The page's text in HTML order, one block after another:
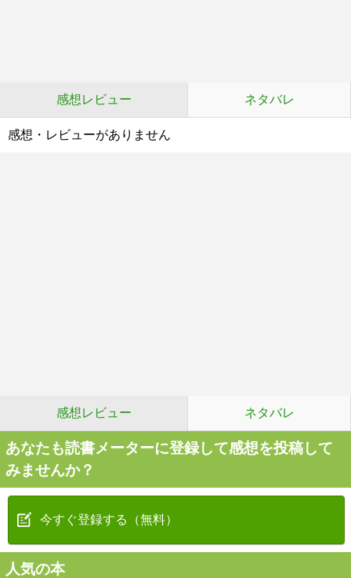
感想レビュー ネタバレ
感想・レビューがありません
感想レビュー ネタバレ
あなたも読書メーターに登録して感想を投稿して
みませんか？
今すぐ登録する（無料）
人気の本